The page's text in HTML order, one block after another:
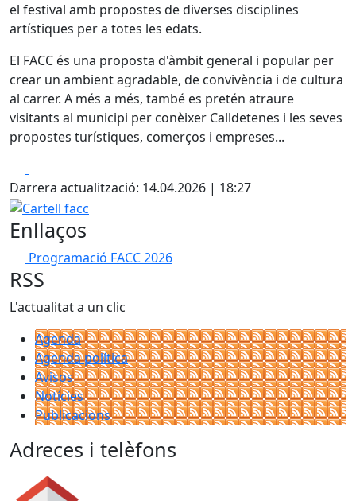
el festival amb propostes de diverses disciplines
artístiques per a totes les edats.
El FACC és una proposta d'àmbit general i popular per
crear un ambient agradable, de convivència i de cultura
al carrer. A més a més, també es pretén atraure
visitants al municipi per conèixer Calldetenes i les seves
propostes turístiques, comerços i empreses...
Darrera actualització: 14.04.2026 | 18:27
Cartell facc
Enllaços
Programació FACC 2026
RSS
L'actualitat a un clic
Agenda
Agenda política
Avisos
Notícies
Publicacions
Adreces i telèfons